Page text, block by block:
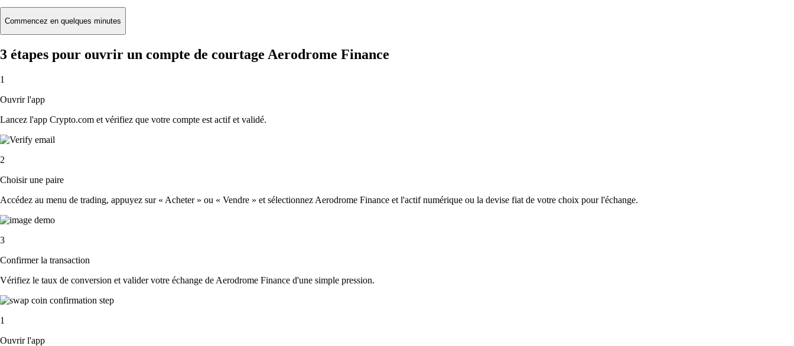
Commencez en quelques minutes
3 étapes pour ouvrir un compte de courtage Aerodrome Finance
1
Ouvrir l'app
Lancez l'app Crypto.com et vérifiez que votre compte est actif et validé.
2
Choisir une paire
Accédez au menu de trading, appuyez sur « Acheter » ou « Vendre » et sélectionnez Aerodrome Finance et l'actif numérique ou la devise fiat de votre choix pour l'échange.
3
Confirmer la transaction
Vérifiez le taux de conversion et valider votre échange de Aerodrome Finance d'une simple pression.
1
Ouvrir l'app